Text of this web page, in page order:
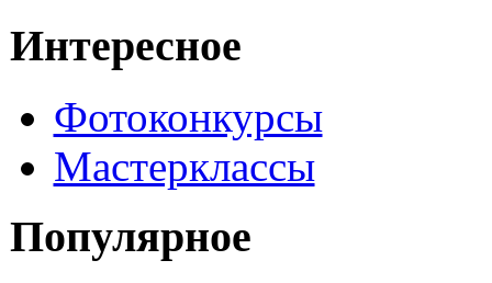
Интересное
Фотоконкурсы
Мастерклассы
Популярное